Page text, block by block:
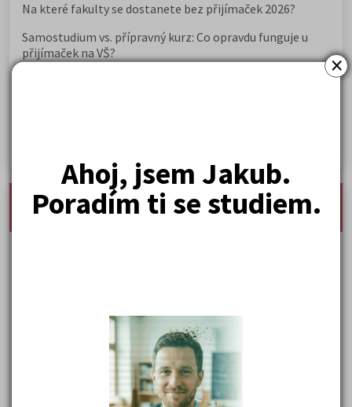
×
Ahoj, jsem Jakub.
Poradím ti se studiem.
Na které fakulty se dostanete bez přijímaček 2026?
Samostudium vs. přípravný kurz: Co opravdu funguje u
přijímaček na VŠ?
nejnovější seminárky, maturitní otázky a čtenářsky
deník
Důležité reakce organických sloučenin a jejich význam
Zákonitosti v elektronové struktuře
Základní charakteristiky obyvatelstva a geografie sídel